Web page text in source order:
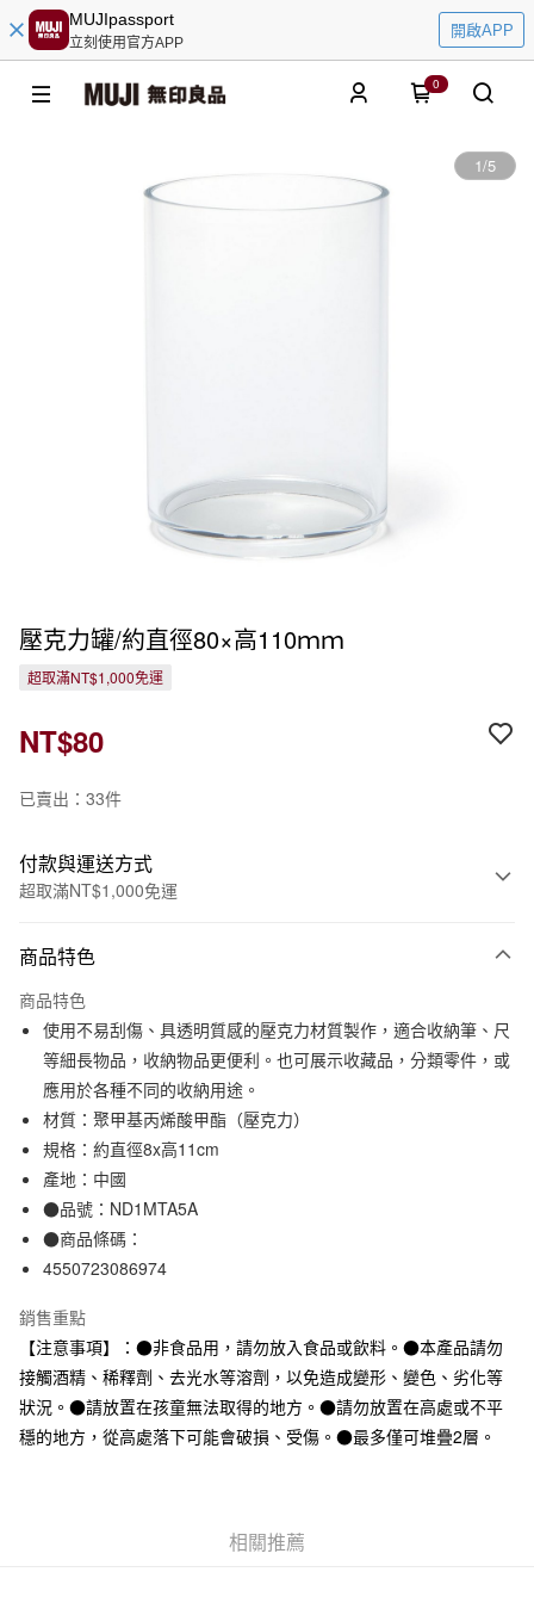
MUJIpassport
立刻使用官方APP
開啟APP
0
1/5
壓克力罐/約直徑80×高110ｍｍ
超取滿NT$1,000免運
NT$80
已賣出：33件
付款與運送方式
超取滿NT$1,000免運
信用卡一次付款
信用卡分期付款
3 期 0 利率 每期NT$26 21家銀行
合作金庫商業銀行
華南商業銀行
彰化商業銀行
上海商業儲蓄銀行
臺灣中小企業銀行
匯豐（台灣）商業銀行
聯邦商業銀行
元大商業銀行
台新國際商業銀行
台灣樂天信用卡公司
超商取貨付款
LINE Pay
Apple Pay
街口支付
悠遊付
運送方式
全家取貨付款
每筆NT$65，滿NT$1,000(含以上)免運費
付款後全家取貨
每筆NT$65，滿NT$1,000(含以上)免運費
商品特色
商品特色
使用不易刮傷、具透明質感的壓克力材質製作，適合收納筆、尺
等細長物品，收納物品更便利。也可展示收藏品，分類零件，或
應用於各種不同的收納用途。
材質：聚甲基丙烯酸甲酯（壓克力）
規格：約直徑8x高11cm
產地：中國
●品號：ND1MTA5A
●商品條碼：
4550723086974
銷售重點
【注意事項】：●非食品用，請勿放入食品或飲料。●本產品請勿
接觸酒精、稀釋劑、去光水等溶劑，以免造成變形、變色、劣化等
狀況。●請放置在孩童無法取得的地方。●請勿放置在高處或不平
穩的地方，從高處落下可能會破損、受傷。●最多僅可堆疊2層。
相關推薦